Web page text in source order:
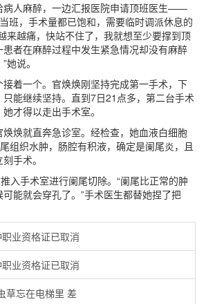
病人麻醉，一边汇报医院申请顶班医生——
班，手术量都已饱和，需要临时调派休息的
来越痛，快站不住了，我就想至少要撑到顶
者在麻醉过程中发生紧急情况却没有麻醉
说。
着一个。官焕焕刚坚持完成第一手术，下
能继续坚持。直到7日21点多，第二台手术
才得以走出手术室。
焕就直奔急诊室。经检查，她血液白细胞
组织水肿，肠腔有积液，确定是阑尾炎，且
手术。
入手术室进行阑尾切除。“阑尾比正常的肿
能就会穿孔了。”手术医生都替她捏了把
业资格证已取消
业资格证已取消
草忘在电梯里 差